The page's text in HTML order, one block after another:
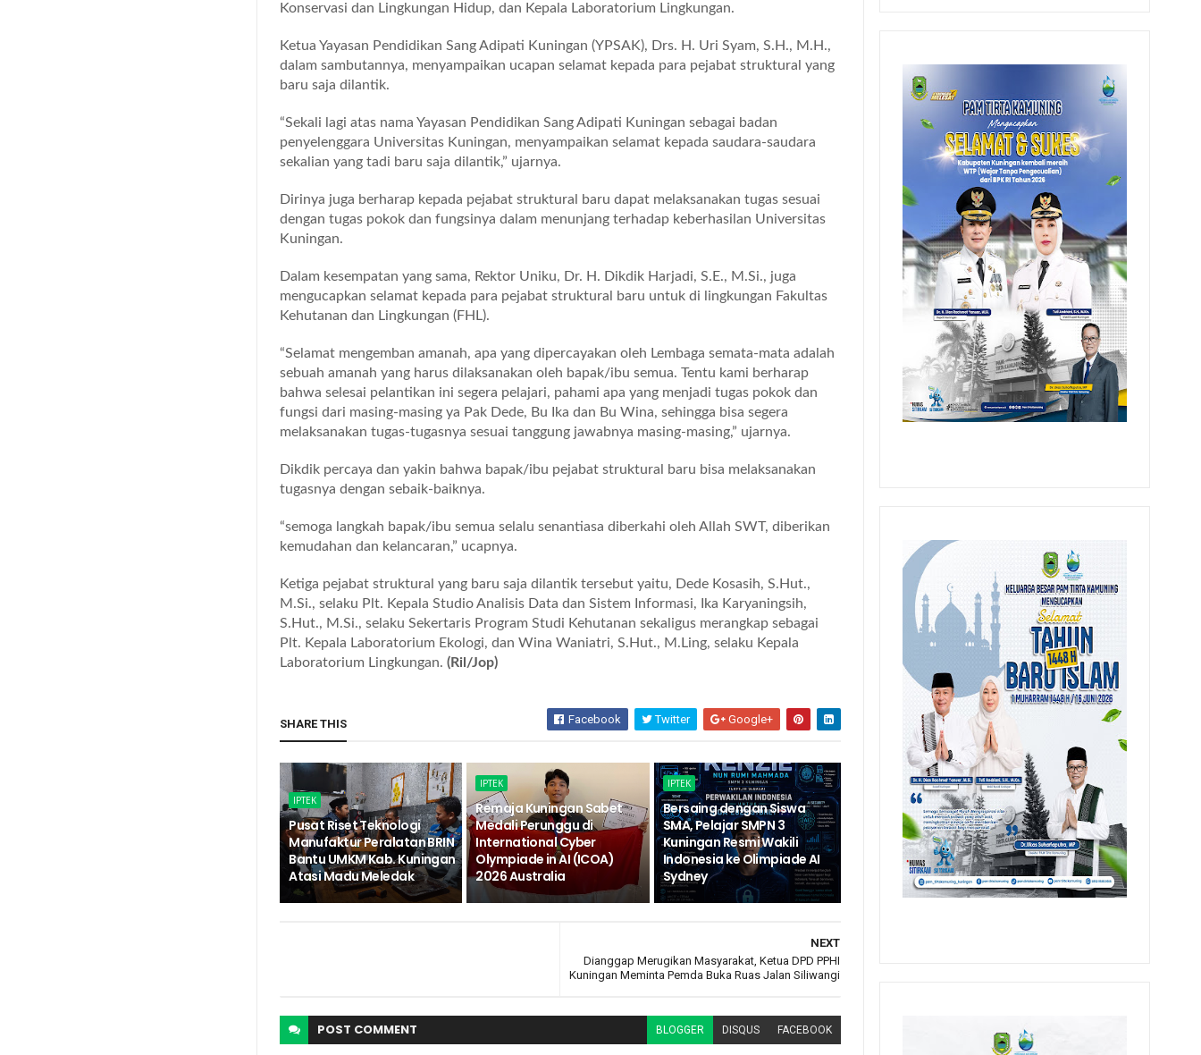
Konservasi dan Lingkungan Hidup, dan Kepala Laboratorium Lingkungan.
Ketua Yayasan Pendidikan Sang Adipati Kuningan (YPSAK), Drs. H. Uri Syam, S.H., M.H.,
dalam sambutannya, menyampaikan ucapan selamat kepada para pejabat struktural yang
baru saja dilantik.
“Sekali lagi atas nama Yayasan Pendidikan Sang Adipati Kuningan sebagai badan
penyelenggara Universitas Kuningan, menyampaikan selamat kepada saudara-saudara
sekalian yang tadi baru saja dilantik,” ujarnya.
Dirinya juga berharap kepada pejabat struktural baru dapat melaksanakan tugas sesuai
dengan tugas pokok dan fungsinya dalam menunjang terhadap keberhasilan Universitas
Kuningan.
Dalam kesempatan yang sama, Rektor Uniku, Dr. H. Dikdik Harjadi, S.E., M.Si., juga
mengucapkan selamat kepada para pejabat struktural baru untuk di lingkungan Fakultas
Kehutanan dan Lingkungan (FHL).
“Selamat mengemban amanah, apa yang dipercayakan oleh Lembaga semata-mata adalah
sebuah amanah yang harus dilaksanakan oleh bapak/ibu semua. Tentu kami berharap
bahwa selesai pelantikan ini segera pelajari, pahami apa yang menjadi tugas pokok dan
fungsi dari masing-masing ya Pak Dede, Bu Ika dan Bu Wina, sehingga bisa segera
melaksanakan tugas-tugasnya sesuai tanggung jawabnya masing-masing,” ujarnya.
Dikdik percaya dan yakin bahwa bapak/ibu pejabat struktural baru bisa melaksanakan
tugasnya dengan sebaik-baiknya.
“semoga langkah bapak/ibu semua selalu senantiasa diberkahi oleh Allah SWT, diberikan
kemudahan dan kelancaran,” ucapnya.
Ketiga pejabat struktural yang baru saja dilantik tersebut yaitu, Dede Kosasih, S.Hut.,
M.Si., selaku Plt. Kepala Studio Analisis Data dan Sistem Informasi, Ika Karyaningsih,
S.Hut., M.Si., selaku Sekertaris Program Studi Kehutanan sekaligus merangkap sebagai
Plt. Kepala Laboratorium Ekologi, dan Wina Waniatri, S.Hut., M.Ling, selaku Kepala
Laboratorium Lingkungan.(Ril/Jop)
SHARE THIS Facebook Twitter Google+
IPTEK
Pusat Riset Teknologi
Manufaktur Peralatan BRIN
Bantu UMKM Kab. Kuningan
Atasi Madu Meledak
IPTEK
Remaja Kuningan Sabet
Medali Perunggu di
International Cyber
Olympiade in AI (ICOA)
2026 Australia
IPTEK
Bersaing dengan Siswa
SMA, Pelajar SMPN 3
Kuningan Resmi Wakili
Indonesia ke Olimpiade AI
Sydney
NEXT
Dianggap Merugikan Masyarakat, Ketua DPD PPHI
Kuningan Meminta Pemda Buka Ruas Jalan Siliwangi
POST COMMENT BLOGGER DISQUS FACEBOOK